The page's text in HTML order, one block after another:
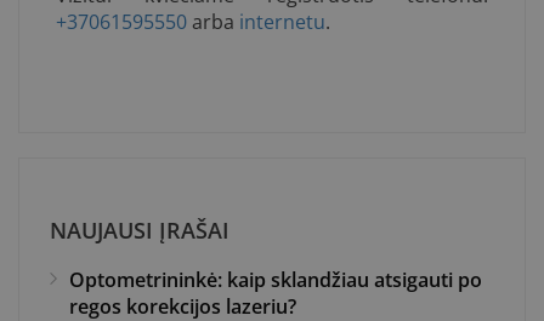
+37061595550arba internetu.
NAUJAUSI ĮRAŠAI
Optometrininkė: kaip sklandžiau atsigauti po
regos korekcijos lazeriu?